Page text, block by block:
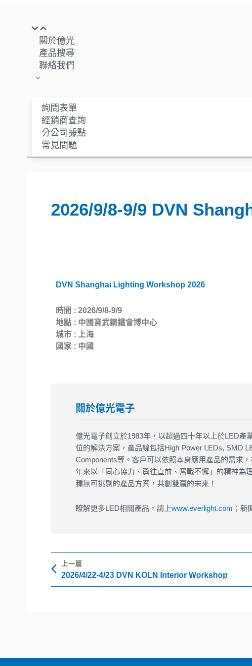
關於億光
產品搜尋
聯絡我們
詢問表單
經銷商查詢
分公司據點
常見問題
2026/9/8-9/9 DVN
DVN Shanghai Lighting Workshop 2026
時間 : 2026/9/8-9/9
地點 : 中國寶武鋼鐵會博中心
城市 : 上海
國家 : 中國
關於億光電子
億光電子創立於1983年，以超過四十年以上於LED
位的解決方案，產品線包括High Power LEDs, SMD
Components等。客戶可以依照本身應用產品的需求
年來以「同心協力、勇往直前、奮戰不懈」的精神為
種無可挑剔的產品方案，共創雙贏的未來！
瞭解更多LED相關產品，請上www.everlight.com ；新
上一頁
上一篇
2026/4/22-4/23 DVN KOLN Interior Workshop